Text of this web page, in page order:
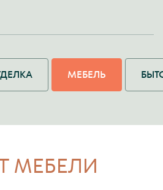
МЕБЕЛЬ
МЕБЕЛИ